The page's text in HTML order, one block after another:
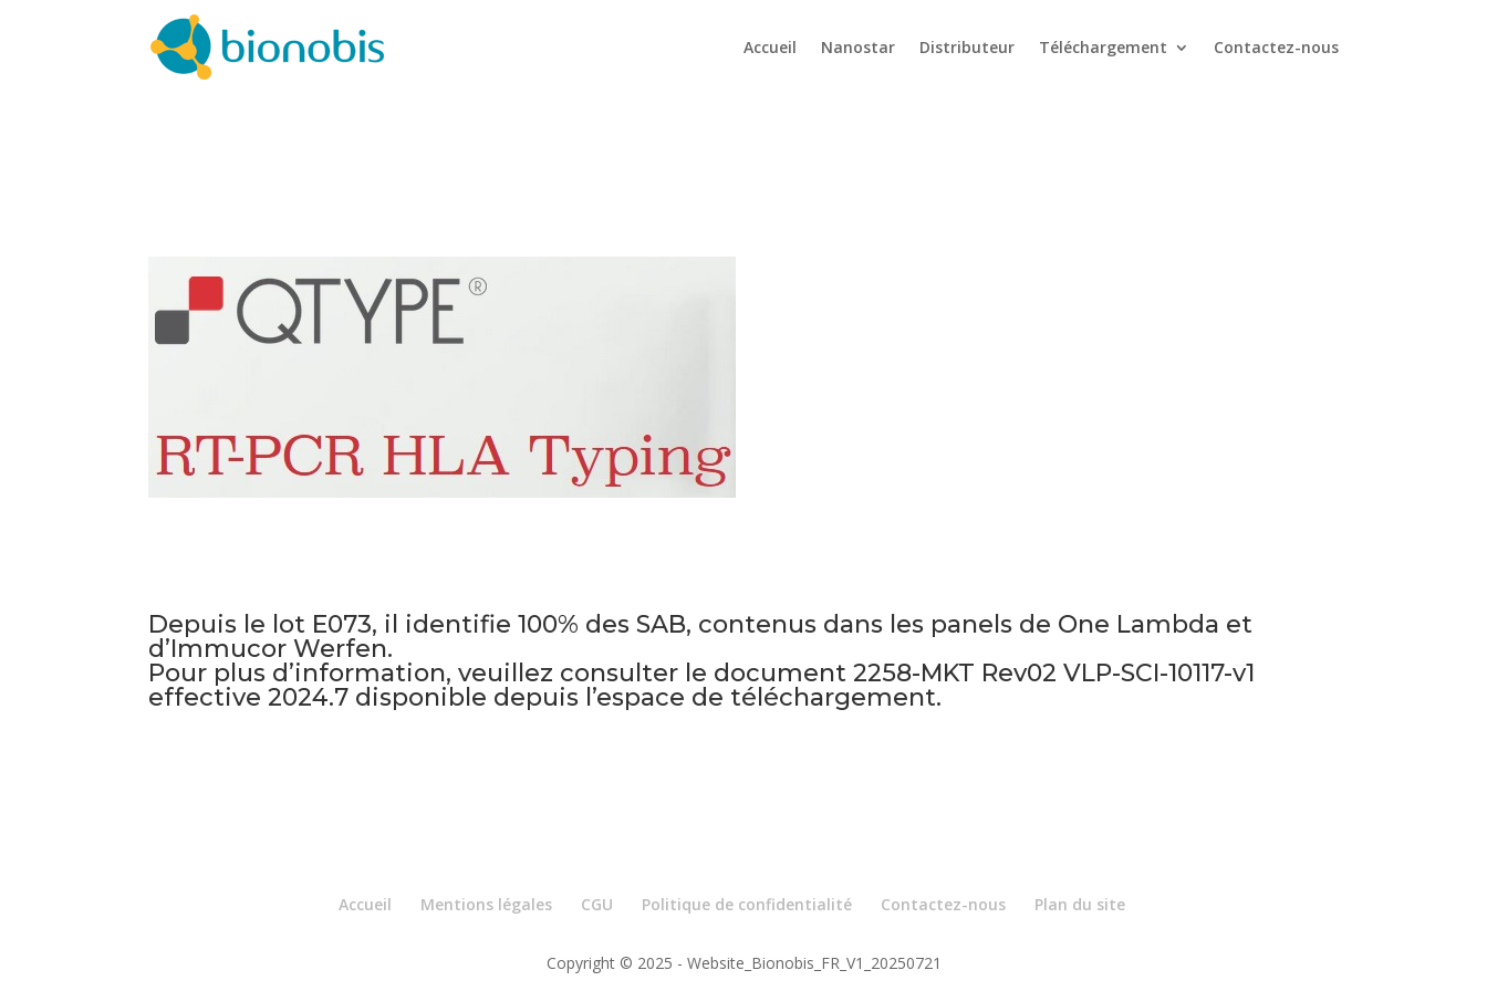
Accueil Nanostar Distributeur Téléchargement Contactez-nous
Depuis le lot E073, il identifie 100% des SAB, contenus dans les panels de One Lambda et
d’Immucor Werfen.
Pour plus d’information, veuillez consulter le document 2258-MKT Rev02 VLP-SCI-10117-v1
effective 2024.7 disponible depuis l’espace de téléchargement.
Accueil Mentions légales CGU Politique de confidentialité Contactez-nous Plan du site
Copyright © 2025 - Website_Bionobis_FR_V1_20250721